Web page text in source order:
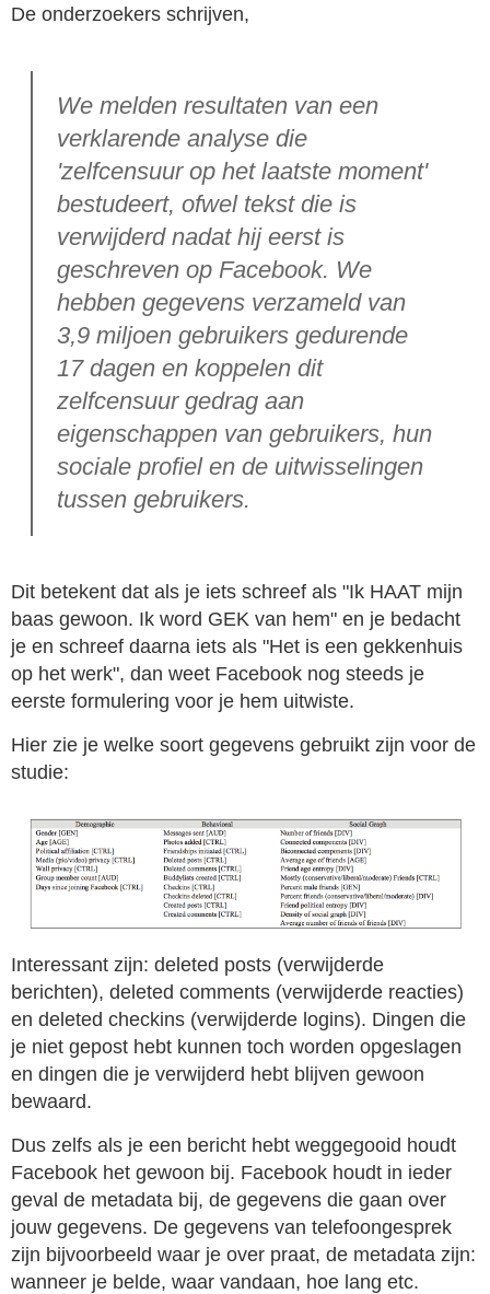
De onderzoekers schrijven,
We melden resultaten van een
verklarende analyse die
'zelfcensuur op het laatste moment'
bestudeert, ofwel tekst die is
verwijderd nadat hij eerst is
geschreven op Facebook. We
hebben gegevens verzameld van
3,9 miljoen gebruikers gedurende
17 dagen en koppelen dit
zelfcensuur gedrag aan
eigenschappen van gebruikers, hun
sociale profiel en de uitwisselingen
tussen gebruikers.
Dit betekent dat als je iets schreef als "Ik HAAT mijn
baas gewoon. Ik word GEK van hem" en je bedacht
je en schreef daarna iets als "Het is een gekkenhuis
op het werk", dan weet Facebook nog steeds je
eerste formulering voor je hem uitwiste.
Hier zie je welke soort gegevens gebruikt zijn voor de
studie:
Interessant zijn: deleted posts (verwijderde
berichten), deleted comments (verwijderde reacties)
en deleted checkins (verwijderde logins). Dingen die
je niet gepost hebt kunnen toch worden opgeslagen
en dingen die je verwijderd hebt blijven gewoon
bewaard.
Dus zelfs als je een bericht hebt weggegooid houdt
Facebook het gewoon bij. Facebook houdt in ieder
geval de metadata bij, de gegevens die gaan over
jouw gegevens. De gegevens van telefoongesprek
zijn bijvoorbeeld waar je over praat, de metadata zijn:
wanneer je belde, waar vandaan, hoe lang etc.